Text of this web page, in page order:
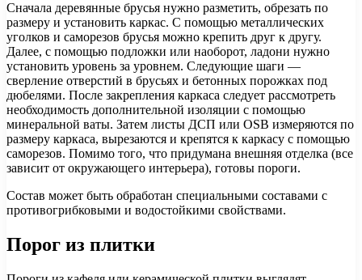
Сначала деревянные брусья нужно разметить, обрезать по
размеру и установить каркас. С помощью металлических
уголков и саморезов брусья можно крепить друг к другу.
Далее, с помощью подложки или наоборот, ладони нужно
установить уровень за уровнем. Следующие шаги —
сверление отверстий в брусьях и бетонных порожках под
дюбелями. После закрепления каркаса следует рассмотреть
необходимость дополнительной изоляции с помощью
минеральной ваты. Затем листы ДСП или OSB измеряются по
размеру каркаса, вырезаются и крепятся к каркасу с помощью
саморезов. Помимо того, что придумана внешняя отделка (все
зависит от окружающего интерьера), готовы пороги.
Состав может быть обработан специальными составами с
противогрибковыми и водостойкими свойствами.
Порог из плитки